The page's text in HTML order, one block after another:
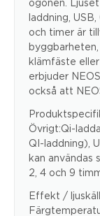
ögonen.
laddning,
och timer är
byggbarheten,
klämfäste
erbjuder
också att
Övrigt:Qi-
QI-laddning),
kan användas
2, 4 och 9
Effekt /